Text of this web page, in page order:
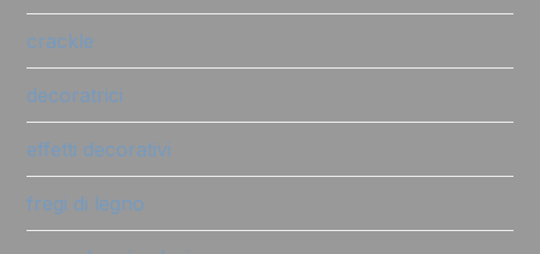
crackle
decoratrici
effetti decorativi
fregi di legno